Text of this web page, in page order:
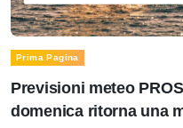
Prima Pagina
Previsioni meteo
domenica ritorna una